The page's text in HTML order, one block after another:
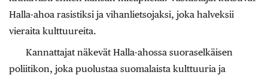
Halla-ahoa rasistiksi ja vihanlietsojaksi, joka halveksii
vieraita kulttuureita.
Kannattajat näkevät Halla-ahossa suoraselkäisen
poliitikon, joka puolustaa suomalaista kulttuuria ja